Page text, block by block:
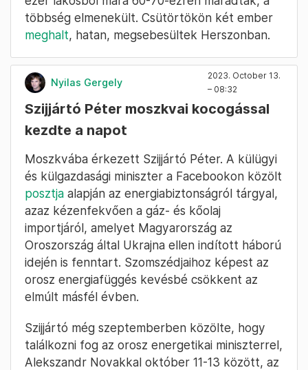
többség elmenekült. Csütörtökön két ember
meghalt, hatan, megsebesültek Herszonban.
Nyilas Gergely
2023. October 13.
– 08:32
Szijjártó Péter moszkvai kocogással
kezdte a napot
Moszkvába érkezett Szijjártó Péter. A külügyi
és külgazdasági miniszter a Facebookon közölt
posztja alapján az energiabiztonságról tárgyal,
azaz kézenfekvően a gáz- és kőolaj
importjáról, amelyet Magyarország az
Oroszország által Ukrajna ellen indított háború
idején is fenntart. Szomszédjaihoz képest az
orosz energiafüggés kevésbé csökkent az
elmúlt másfél évben.
Szijjártó még szeptemberben közölte, hogy
találkozni fog az orosz energetikai miniszterrel,
Alekszandr Novakkal október 11-13 között, az